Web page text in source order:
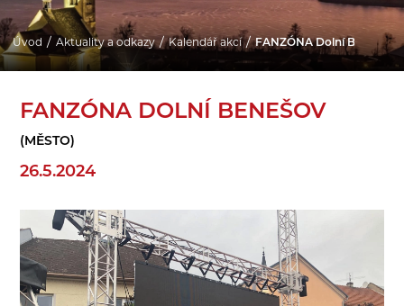
Úvod Aktuality a odkazy Kalendář akcí FANZÓNA Dolní Benešov
FANZÓNA DOLNÍ BENEŠOV
(MĚSTO)
26.5.2024